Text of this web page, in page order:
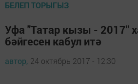
БЕЛЕП ТОРЫГЫЗ
Уфа "Татар кызы - 2017"
бәйгесен кабул итә
автор, 24 октябрь 2017 - 12:30